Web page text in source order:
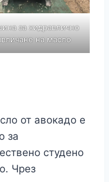
за хидравлично
на масло
от авокадо е
за
студено
Чрез